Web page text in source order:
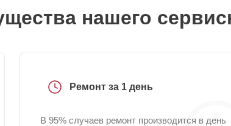
нашего
Ремонт за 1 день
В 95% случаев ремонт производится в день